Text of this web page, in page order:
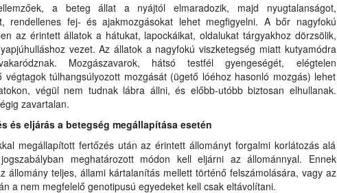
a beteg állat a nyájtól elmaradozik, majd nyugtalanságot,
rendellenes fej- és ajakmozgásokat lehet megfigyelni. A bőr nagyfokú
az érintett állatok a hátukat, lapockáikat, oldalukat tárgyakhoz dörzsölik,
vezet. Az állatok a nagyfokú viszketegség miatt kutyamódra
Mozgászavarok, hátsó testfél gyengeségét, elégtelen
végtagok túlhangsúlyozott mozgását (ügető lóéhoz hasonló mozgás) lehet
végül nem tudnak lábra állni, és előbb-utóbb biztosan elhullanak.
zavartalan.
és eljárás a betegség megállapítása esetén
megállapított fertőzés után az érintett állományt forgalmi korlátozás alá
meghatározott módon kell eljárni az állománnyal. Ennek
állomány teljes, állami kártalanítás mellett történő felszámolására, vagy az
a nem megfelelő genotipusú egyedeket kell csak eltávolítani.